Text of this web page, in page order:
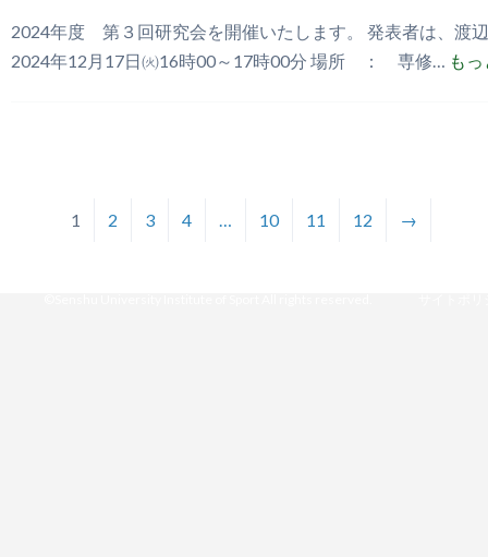
2024年度 第３回研究会を開催いたします。 発表者は、
2024年12月17日㈫16時00～17時00分 場所 ： 専修… も
1 2 3 4 … 10 11 12 →